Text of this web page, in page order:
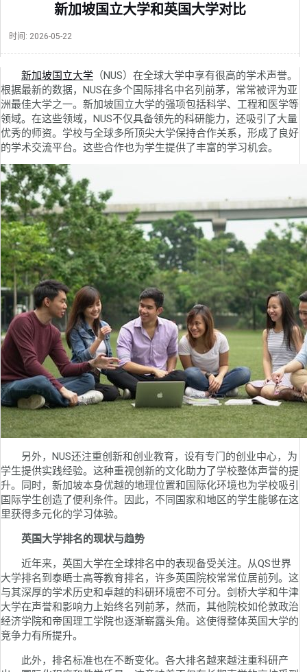
新加坡国立大学和英国大学对比
时间: 2026-05-22
新加坡国立大学 （NUS）在全球大学中享有很高的学术声誉。
根据最新的数据，NUS在多个国际排名中名列前茅，常常被评为亚
洲最佳大学之一。新加坡国立大学的强项包括科学、工程和医学等
领域。在这些领域，NUS不仅具备领先的科研能力，还吸引了大量
优秀的师资。学校与全球多所顶尖大学保持合作关系，形成了良好
的学术交流平台。这些合作也为学生提供了丰富的学习机会。
另外，NUS还注重创新和创业教育，设有专门的创业中心，为
学生提供实践经验。这种重视创新的文化助力了学校整体声誉的提
升。同时，新加坡本身优越的地理位置和国际化环境也为学校吸引
国际学生创造了便利条件。因此，不同国家和地区的学生能够在这
里获得多元化的学习体验。
英国大学排名的现状与趋势
近年来，英国大学在全球排名中的表现备受关注。从QS世界
大学排名到泰晤士高等教育排名，许多英国院校常常位居前列。这
与其深厚的学术历史和卓越的科研环境密不可分。剑桥大学和牛津
大学在声誉和影响力上始终名列前茅，然而，其他院校如伦敦政治
经济学院和帝国理工学院也逐渐崭露头角。这使得整体英国大学的
竞争力有所提升。
此外，排名标准也在不断变化。各大排名越来越注重科研产